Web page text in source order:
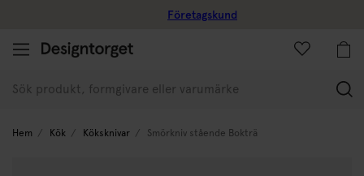
Företagskund
Hem Kök Köksknivar Smörkniv stående Bokträ